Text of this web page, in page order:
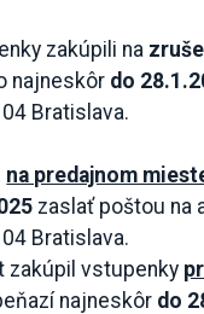
zakúpili na
najneskôr do
Bratislava.
na predajnom
zaslať poštou na
Bratislava.
zakúpil vstupenky
najneskôr do